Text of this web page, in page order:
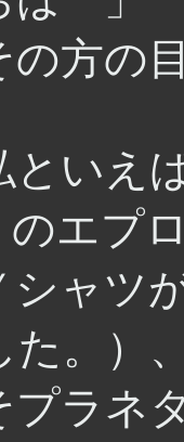
の方の
いえ
のエプ
シャツ
た。）
プラネ